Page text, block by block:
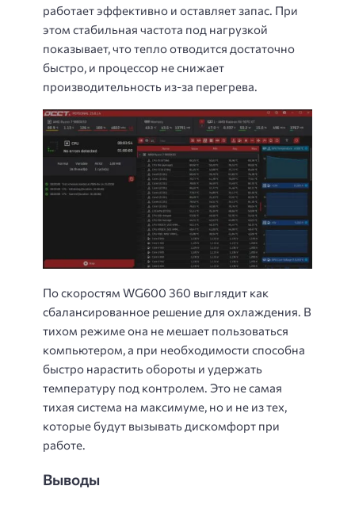
работает эффективно и оставляет запас. При
этом стабильная частота под нагрузкой
показывает, что тепло отводится достаточно
быстро, и процессор не снижает
производительность из-за перегрева.
По скоростям WG600 360 выглядит как
сбалансированное решение для охлаждения. В
тихом режиме она не мешает пользоваться
компьютером, а при необходимости способна
быстро нарастить обороты и удержать
температуру под контролем. Это не самая
тихая система на максимуме, но и не из тех,
которые будут вызывать дискомфорт при
работе.
Выводы